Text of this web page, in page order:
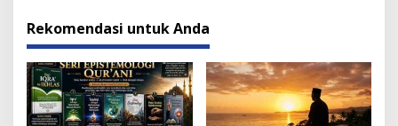
Rekomendasi untuk Anda